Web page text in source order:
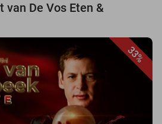
van De Vos Eten &
33%